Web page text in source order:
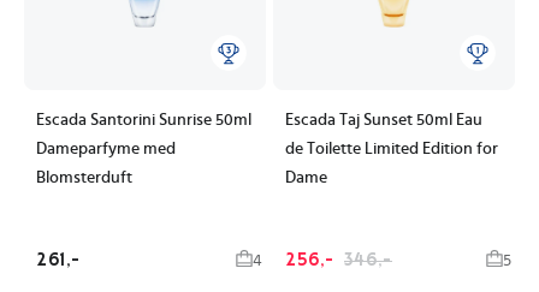
Escada Santorini Sunrise 50ml
Dameparfyme med
Blomsterduft
261,- 4
Escada Taj Sunset 50ml Eau
de Toilette Limited Edition for
Dame
256,- 346,- 5